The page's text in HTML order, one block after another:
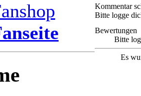
Kommentar
Bitte logge
Bewertungen
Bitte
Es